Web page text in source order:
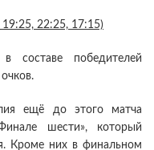
22:25, 17:15)
составе победителей
ещё до этого матча
шести», который
Кроме них в финальном